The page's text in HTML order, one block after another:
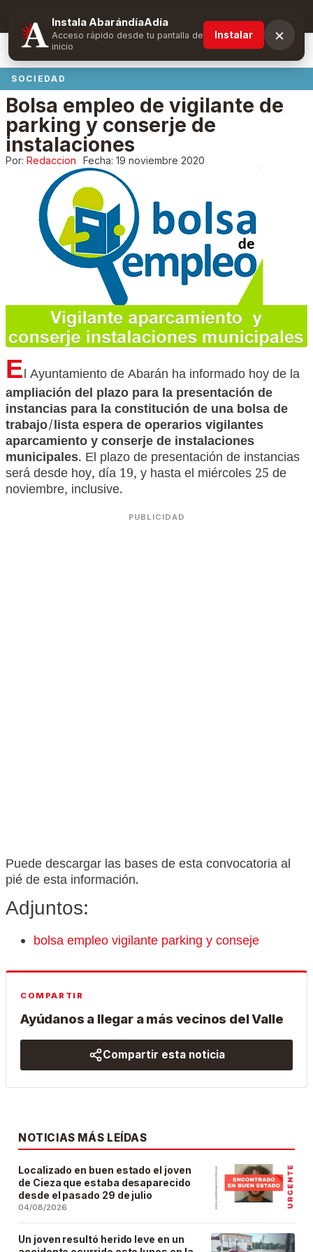
Suscríbete y obtén ventajas exclusivas
SOCIEDAD
Bolsa empleo de vigilante de
parking y conserje de
instalaciones
Por: Redaccion Fecha: 19 noviembre 2020
El Ayuntamiento de Abarán ha informado hoy de la
ampliación del plazo para la presentación de
instancias para la constitución de una bolsa de
trabajo/lista espera de operarios vigilantes
aparcamiento y conserje de instalaciones
municipales. El plazo de presentación de instancias
será desde hoy, día 19, y hasta el miércoles 25 de
noviembre, inclusive.
PUBLICIDAD
Puede descargar las bases de esta convocatoria al
pié de esta información.
Adjuntos:
bolsa empleo vigilante parking y conseje
COMPARTIR
Ayúdanos a llegar a más vecinos del Valle
Compartir esta noticia
NOTICIAS MÁS LEÍDAS
Localizado en buen estado el joven
de Cieza que estaba desaparecido
desde el pasado 29 de julio
04/08/2026
Un joven resultó herido leve en un
Instala AbarándíaAdía
Acceso rápido desde tu pantalla de
inicio
Instalar ×